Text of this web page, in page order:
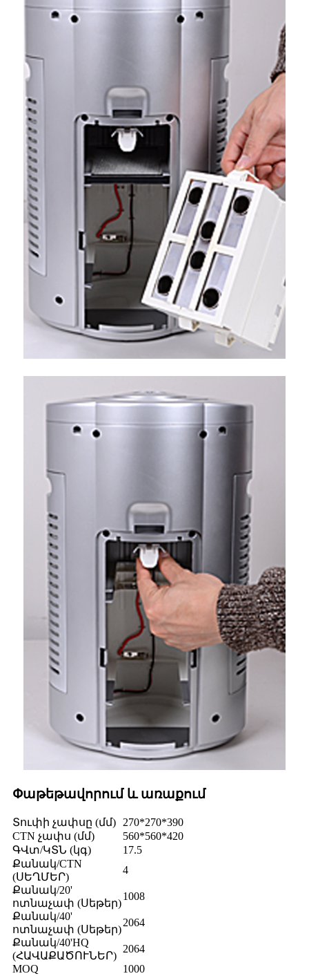
Փաթեթավորում և առաքում
Տուփի չափսը (մմ)
270*270*390
CTN չափս (մմ)
560*560*420
ԳՎտ/ԿՏՆ (կգ)
17.5
Քանակ/CTN
(ՍԵՂՄԵՐ)
4
Քանակ/20'
ոտնաչափ (Սեթեր)
1008
Քանակ/40'
ոտնաչափ (Սեթեր)
2064
Քանակ/40'HQ
(ՀԱՎԱՔԱԾՈՒՆԵՐ)
2064
MOQ
1000